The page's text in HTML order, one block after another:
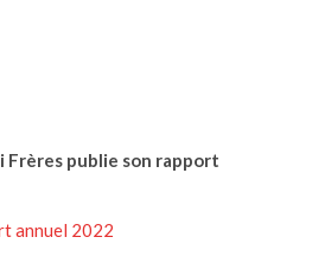
Frères publie son rapport
annuel 2022